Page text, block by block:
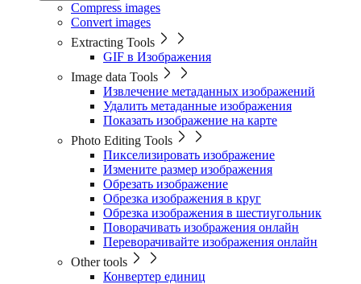
Compress images
Convert images
Extracting Tools
GIF в Изображения
Image data Tools
Извлечение метаданных изображений
Удалить метаданные изображения
Показать изображение на карте
Photo Editing Tools
Пикселизировать изображение
Измените размер изображения
Обрезать изображение
Обрезка изображения в круг
Обрезка изображения в шестиугольник
Поворачивать изображения онлайн
Переворачивайте изображения онлайн
Other tools
Конвертер единиц